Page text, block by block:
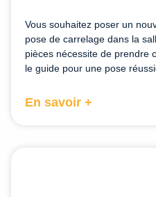
Vous souhaitez poser un
pose de carrelage dans la
pièces nécessite de prendre
le guide pour une pose
En savoir +